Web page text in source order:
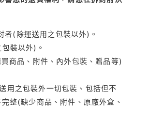
(除運送用之包裝以外)。
裝以外)。
商品、附件、內外包裝、贈品等)
用之包裝外一切包裝、包括但不
整(缺少商品、附件、原廠外盒、